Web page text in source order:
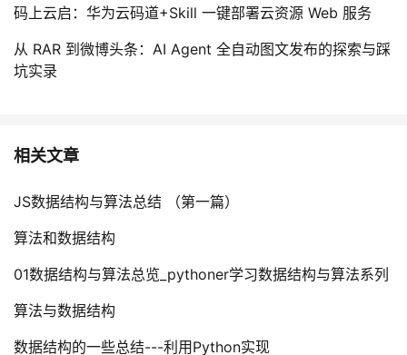
码上云启：华为云码道+Skill 一键部署云资源 Web 服务
从 RAR 到微博头条：AI Agent 全自动图文发布的探索与踩
坑实录
相关文章
JS数据结构与算法总结 （第一篇）
算法和数据结构
01数据结构与算法总览_pythoner学习数据结构与算法系列
算法与数据结构
数据结构的一些总结---利用Python实现